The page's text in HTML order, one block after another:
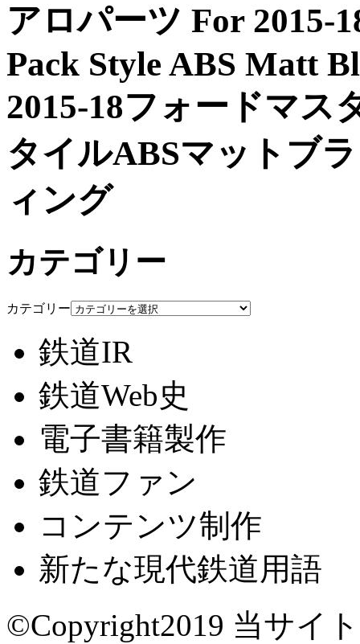
アロパーツ For 2015-
Pack Style ABS Matt
2015-18フォードマス
タイルABSマットブ
ィング
カテゴリー
カテゴリー
鉄道IR
鉄道Web史
電子書籍製作
鉄道ファン
コンテンツ制作
新たな現代鉄道用語
©Copyright2019 当サイ